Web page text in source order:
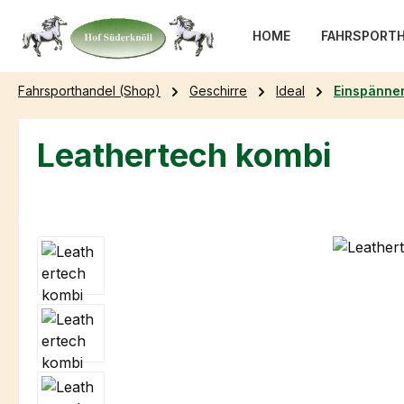
Hauptinhalt springen
Zur Suche springen
Zur Hauptnavigation springen
HOME
Fahrsporthandel (Shop) Geschirre Ideal
Leathertech kombi
Bildergalerie überspringen